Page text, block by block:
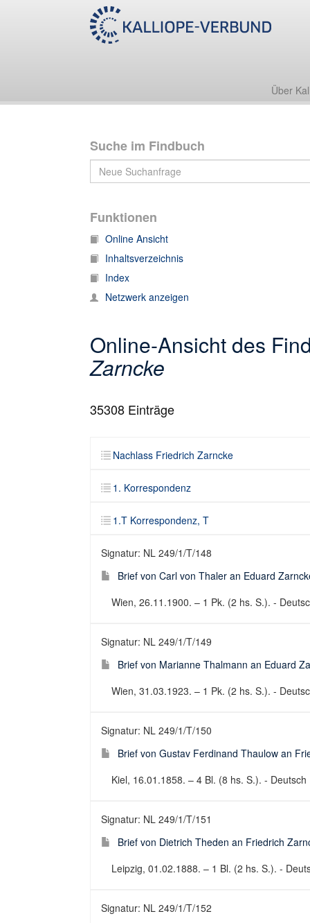
Über
Suche im Findbuch
Funktionen
Online Ansicht
Inhaltsverzeichnis
Index
Netzwerk anzeigen
Online-Ansicht des
Zarncke
35308 Einträge
Nachlass Friedrich Zarncke
1. Korrespondenz
Nachlass Friedrich Zarncke
1. Korrespondenz
1.T Korrespondenz, T
Signatur: NL 249/1/T/148
Brief von Carl von Thaler an Eduard
Wien, 26.11.1900. – 1 Pk. (2 hs. S.). -
Signatur: NL 249/1/T/149
Brief von Marianne Thalmann an Eduard
Wien, 31.03.1923. – 1 Pk. (2 hs. S.). -
Signatur: NL 249/1/T/150
Brief von Gustav Ferdinand Thaulow an
Kiel, 16.01.1858. – 4 Bl. (8 hs. S.). -
Signatur: NL 249/1/T/151
Brief von Dietrich Theden an Friedrich
Leipzig, 01.02.1888. – 1 Bl. (2 hs. S.). -
Signatur: NL 249/1/T/152